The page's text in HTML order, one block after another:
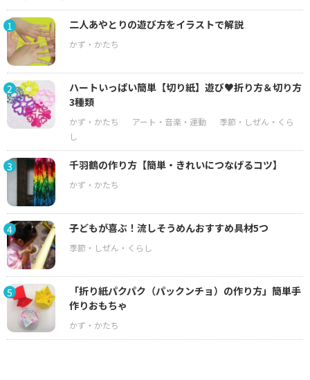
1 二人あやとりの遊び方をイラストで解説
2
ハートいっぱい簡単【切り紙】遊び♥折り方＆切り方
3種類
3 千羽鶴の作り方【簡単・きれいにつなげるコツ】
4 子どもが喜ぶ！流しそうめんおすすめ具材5つ
5
「折り紙パクパク（パックンチョ）の作り方」簡単手
作りおもちゃ